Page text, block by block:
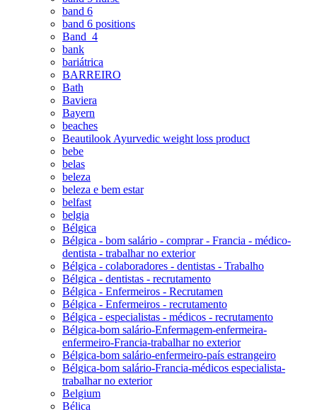
band 6
band 6 positions
Band_4
bank
bariátrica
BARREIRO
Bath
Baviera
Bayern
beaches
Beautilook Ayurvedic weight loss product
bebe
belas
beleza
beleza e bem estar
belfast
belgia
Bélgica
Bélgica - bom salário - comprar - Francia - médico-
dentista - trabalhar no exterior
Bélgica - colaboradores - dentistas - Trabalho
Bélgica - dentistas - recrutamento
Bélgica - Enfermeiros - Recrutamen
Bélgica - Enfermeiros - recrutamento
Bélgica - especialistas - médicos - recrutamento
Bélgica-bom salário-Enfermagem-enfermeira-
enfermeiro-Francia-trabalhar no exterior
Bélgica-bom salário-enfermeiro-país estrangeiro
Bélgica-bom salário-Francia-médicos especialista-
trabalhar no exterior
Belgium
Bélica